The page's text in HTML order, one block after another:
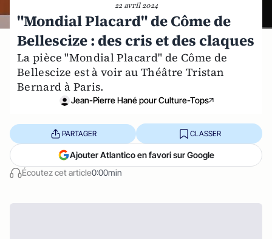
22 avril 2024
"Mondial Placard" de Côme de
Bellescize : des cris et des claques
La pièce "Mondial Placard" de Côme de
Bellescize est à voir au Théâtre Tristan
Bernard à Paris.
Jean-Pierre Hané pour Culture-Tops
Écoutez cet article0:00min
PARTAGER CLASSER
Ajouter Atlantico en favori sur Google